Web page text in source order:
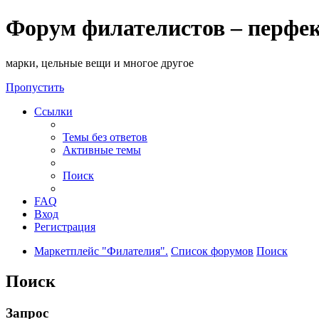
Форум филателистов –
марки, цельные вещи и многое другое
Пропустить
Ссылки
Темы без ответов
Активные темы
Поиск
FAQ
Вход
Регистрация
Маркетплейс "Филателия". Список форумов Поиск
Поиск
Запрос